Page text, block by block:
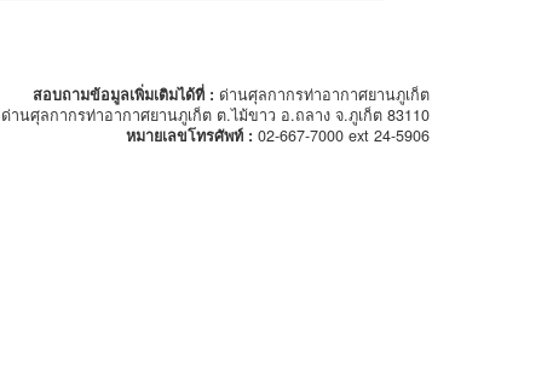
สอบถามข้อมูลเพิ่มเติมได้ที่ : ด่านศุลกากรท่าอากาศยานภูเก็ต
ด่านศุลกากรท่าอากาศยานภูเก็ต ต.ไม้ขาว อ.ถลาง จ.ภูเก็ต 83110
หมายเลขโทรศัพท์ : 02-667-7000 ext 24-5906